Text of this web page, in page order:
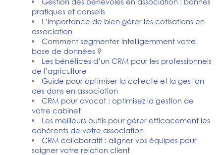
pratiques et conseils
L’importance de bien gérer les cotisations en
association
Comment segmenter intelligemment votre
base de données ?
Les bénéfices d’un CRM pour les professionnels
de l’agriculture
Guide pour optimiser la collecte et la gestion
des dons en association
CRM pour avocat : optimisez la gestion de
votre cabinet
Les meilleurs outils pour gérer efficacement les
adhérents de votre association
CRM collaboratif : aligner vos équipes pour
soigner votre relation client